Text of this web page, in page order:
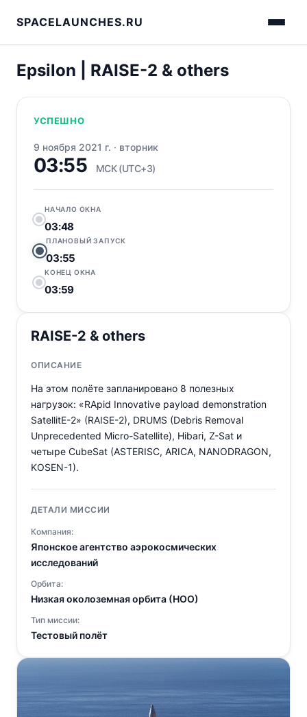
SPACELAUNCHES.RU
Epsilon | RAISE-2 & others
УСПЕШНО
9 ноября 2021 г. · вторник
03:55 МСК (UTC+3)
НАЧАЛО ОКНА
03:48
ПЛАНОВЫЙ ЗАПУСК
03:55
КОНЕЦ ОКНА
03:59
RAISE-2 & others
ОПИСАНИЕ
На этом полёте запланировано 8 полезных
нагрузок: «RApid Innovative payload demonstration
SatellitE-2» (RAISE-2), DRUMS (Debris Removal
Unprecedented Micro-Satellite), Hibari, Z-Sat и
четыре CubeSat (ASTERISC, ARICA, NANODRAGON,
KOSEN-1).
ДЕТАЛИ МИССИИ
Компания:
Японское агентство аэрокосмических
исследований
Орбита:
Низкая околоземная орбита (НОО)
Тип миссии:
Тестовый полёт